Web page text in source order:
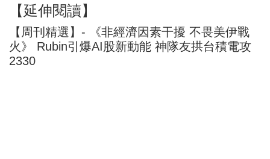
【延伸閱讀】
【周刊精選】- 《非經濟因素干擾 不畏美伊戰
火》 Rubin引爆AI股新動能 神隊友拱台積電攻
2330